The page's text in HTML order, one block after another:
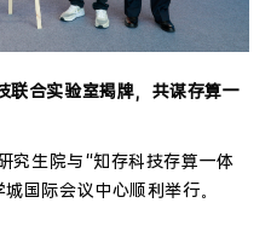
联合实验室揭牌，共谋存算一
究生院与“知存科技存算一体
国际会议中心顺利举行。